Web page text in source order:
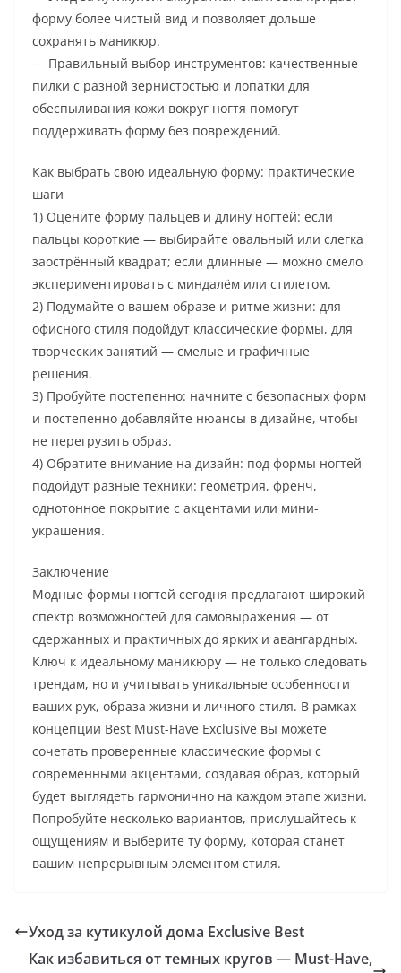
форму более чистый вид и позволяет дольше
сохранять маникюр.
— Правильный выбор инструментов: качественные
пилки с разной зернистостью и лопатки для
обеспыливания кожи вокруг ногтя помогут
поддерживать форму без повреждений.
Как выбрать свою идеальную форму: практические
шаги
1) Оцените форму пальцев и длину ногтей: если
пальцы короткие — выбирайте овальный или слегка
заострённый квадрат; если длинные — можно смело
экспериментировать с миндалём или стилетом.
2) Подумайте о вашем образе и ритме жизни: для
офисного стиля подойдут классические формы, для
творческих занятий — смелые и графичные
решения.
3) Пробуйте постепенно: начните с безопасных форм
и постепенно добавляйте нюансы в дизайне, чтобы
не перегрузить образ.
4) Обратите внимание на дизайн: под формы ногтей
подойдут разные техники: геометрия, френч,
однотонное покрытие с акцентами или мини-
украшения.
Заключение
Модные формы ногтей сегодня предлагают широкий
спектр возможностей для самовыражения — от
сдержанных и практичных до ярких и авангардных.
Ключ к идеальному маникюру — не только следовать
трендам, но и учитывать уникальные особенности
ваших рук, образа жизни и личного стиля. В рамках
концепции Best Must-Have Exclusive вы можете
сочетать проверенные классические формы с
современными акцентами, создавая образ, который
будет выглядеть гармонично на каждом этапе жизни.
Попробуйте несколько вариантов, прислушайтесь к
ощущениям и выберите ту форму, которая станет
вашим непрерывным элементом стиля.
Уход за кутикулой дома Exclusive Best
Как избавиться от темных кругов — Must-Have,